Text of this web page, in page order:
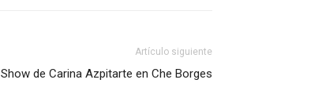
Artículo siguiente
Show de Carina Azpitarte en Che Borges